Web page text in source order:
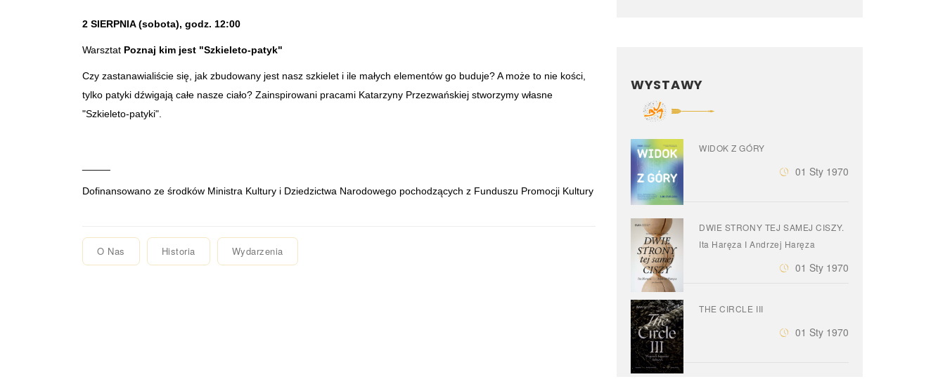
2 SIERPNIA (sobota), godz. 12:00
Warsztat Poznaj kim jest "Szkieleto-patyk"
Czy zastanawialiście się, jak zbudowany jest nasz szkielet i ile małych elementów go buduje? A może to nie kości,
tylko patyki dźwigają całe nasze ciało? Zainspirowani pracami Katarzyny Przezwańskiej stworzymy własne
"Szkieleto-patyki".
Dofinansowano ze środków Ministra Kultury i Dziedzictwa Narodowego pochodzących z Funduszu Promocji Kultury
O Nas Historia Wydarzenia
WYSTAWY
WIDOK Z GÓRY
01 Sty 1970
DWIE STRONY TEJ SAMEJ CISZY.
Ita Haręza I Andrzej Haręza
01 Sty 1970
THE CIRCLE III
01 Sty 1970